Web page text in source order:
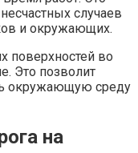
случаев
и окружающих.
поверхностей во
Это позволит
окружающую среду
на